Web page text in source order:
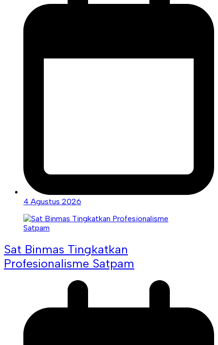
4 Agustus 2026
Sat Binmas Tingkatkan
Profesionalisme Satpam